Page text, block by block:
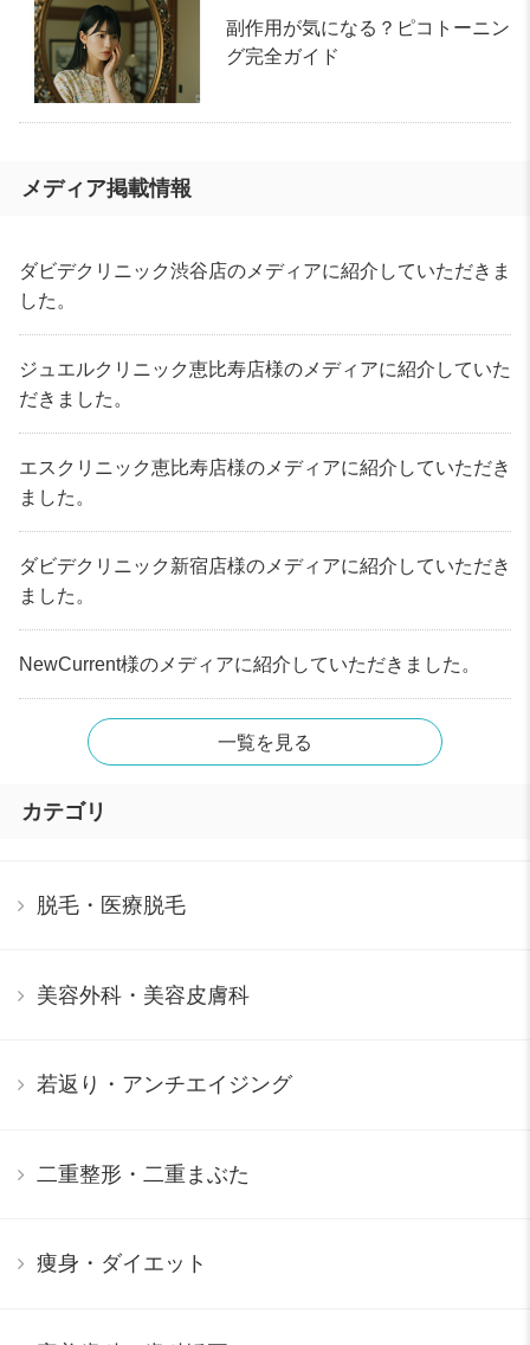
副作用が気になる？ピコトーニン
グ完全ガイド
メディア掲載情報
ダビデクリニック渋谷店のメディアに紹介していただきま
した。
ジュエルクリニック恵比寿店様のメディアに紹介していた
だきました。
エスクリニック恵比寿店様のメディアに紹介していただき
ました。
ダビデクリニック新宿店様のメディアに紹介していただき
ました。
NewCurrent様のメディアに紹介していただきました。
一覧を見る
カテゴリ
脱毛・医療脱毛
美容外科・美容皮膚科
若返り・アンチエイジング
二重整形・二重まぶた
痩身・ダイエット